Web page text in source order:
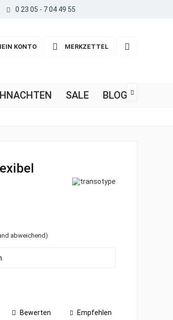
0 23 05 - 7 04 49 55
MERKZETTEL
KONTO
SALE BLOG 
abweichend)
Bewerten Empfehlen